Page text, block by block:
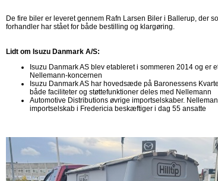
De fire biler er leveret gennem Rafn Larsen Biler i Ballerup, der
forhandler har stået for både bestilling og klargøring.
Lidt om Isuzu Danmark A/S:
Isuzu Danmark AS blev etableret i sommeren 2014 og er
Nellemann-koncernen
Isuzu Danmark AS har hovedsæde på Baronessens
både faciliteter og støttefunktioner deles med Nellemann
Automotive Distributions øvrige importselskaber.
importselskab i Fredericia beskæftiger i dag 55 ansatte